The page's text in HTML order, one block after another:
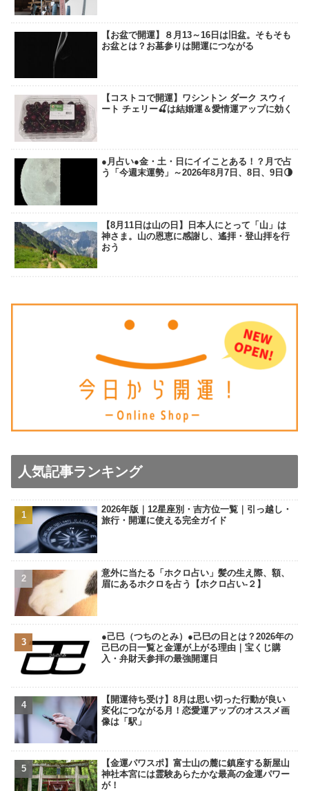
【お盆で開運】８月13～16日は旧盆。そもそも
お盆とは？お墓参りは開運につながる
【コストコで開運】ワシントン ダーク スウィ
ート チェリー🍒は結婚運＆愛情運アップに効く
●月占い●金・土・日にイイことある！？月で占
う「今週末運勢」～2026年8月7日、8日、9日🌗
【8月11日は山の日】日本人にとって「山」は
神さま。山の恩恵に感謝し、遙拝・登山拝を行
おう
人気記事ランキング
2026年版｜12星座別・吉方位一覧｜引っ越し・
旅行・開運に使える完全ガイド
意外に当たる「ホクロ占い」髪の生え際、額、
眉にあるホクロを占う【ホクロ占い‐２】
●己巳（つちのとみ）●己巳の日とは？2026年の
己巳の日一覧と金運が上がる理由｜宝くじ購
入・弁財天参拝の最強開運日
【開運待ち受け】8月は思い切った行動が良い
変化につながる月！恋愛運アップのオススメ画
像は「駅」
【金運パワスポ】富士山の麓に鎮座する新屋山
神社本宮には霊験あらたかな最高の金運パワー
が！